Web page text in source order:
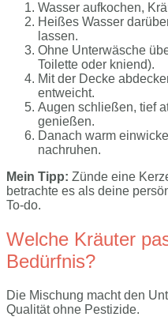
Wasser aufkochen,
Heißes Wasser
lassen.
Ohne Unterwäsche
Toilette oder kniend).
Mit der Decke
entweicht.
Augen schließen, tief
genießen.
Danach warm
nachruhen.
Mein Tipp: Zünde eine
betrachte es als deine
To-do.
Welche Kräuter
Bedürfnis?
Die Mischung macht den
Qualität ohne Pestizide.